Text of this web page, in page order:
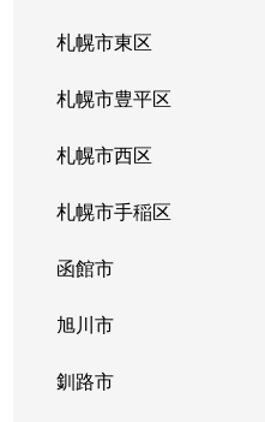
札幌市東区
札幌市豊平区
札幌市西区
札幌市手稲区
函館市
旭川市
釧路市